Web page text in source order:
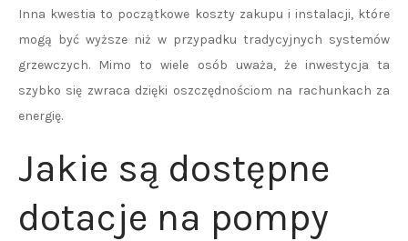
Inna kwestia to początkowe koszty zakupu i instalacji, które
mogą być wyższe niż w przypadku tradycyjnych systemów
grzewczych. Mimo to wiele osób uważa, że inwestycja ta
szybko się zwraca dzięki oszczędnościom na rachunkach za
energię.
Jakie są dostępne
dotacje na pompy